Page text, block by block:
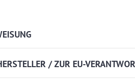
/ ZUR EU-